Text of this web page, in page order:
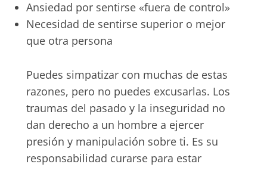
Ansiedad por sentirse «fuera de control»
Necesidad de sentirse superior o mejor
que otra persona
Puedes simpatizar con muchas de estas
razones, pero no puedes excusarlas. Los
traumas del pasado y la inseguridad no
dan derecho a un hombre a ejercer
presión y manipulación sobre ti. Es su
responsabilidad curarse para estar